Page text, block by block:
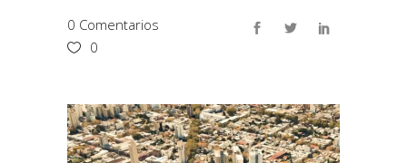
0 Comentarios
0